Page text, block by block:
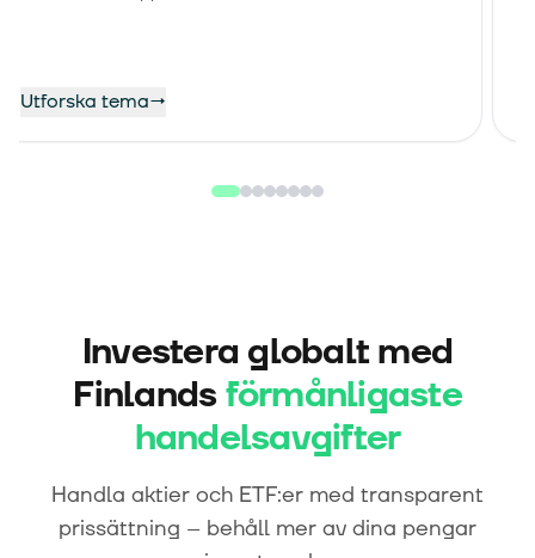
Utforska tema→
Investera globalt med
Finlandsförmånligaste
handelsavgifter
Handla aktier och ETF:er med transparent
prissättning – behåll mer av dina pengar